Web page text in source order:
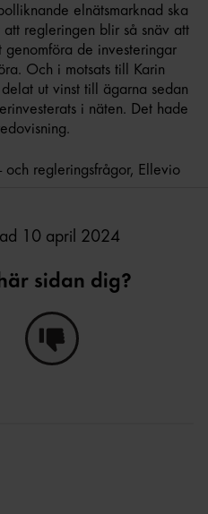
elnätsmarknad ska
regleringen blir så snäv att
de investeringar
Och i motsats till Karin
ut vinst till ägarna sedan
i näten. Det hade
och regleringsfrågor, Ellevio
10 april 2024
sidan dig?